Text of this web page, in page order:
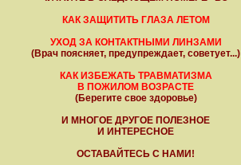
КАК ЗАЩИТИТЬ ГЛАЗА ЛЕТОМ
УХОД ЗА КОНТАКТНЫМИ ЛИНЗАМИ
(Врач поясняет, предупреждает, советует...)
КАК ИЗБЕЖАТЬ ТРАВМАТИЗМА
В ПОЖИЛОМ ВОЗРАСТЕ
(Берегите свое здоровье)
И МНОГОЕ ДРУГОЕ ПОЛЕЗНОЕ
И ИНТЕРЕСНОЕ
ОСТАВАЙТЕСЬ С НАМИ!